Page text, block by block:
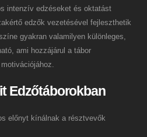
intenzív edzéseket és oktatást
edzők vezetésével fejleszthetik
gyakran valamilyen különleges,
ami hozzájárul a tábor
Edzőtáborokban
előnyt kínálnak a résztvevők